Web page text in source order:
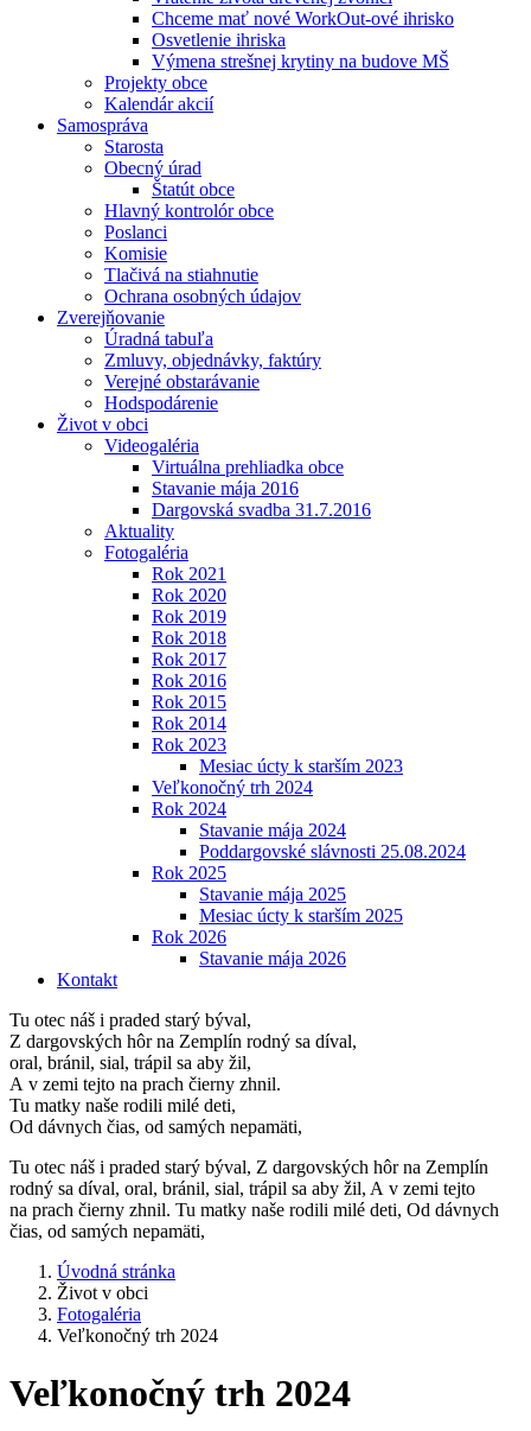
Chceme mať nové WorkOut-ové ihrisko
Osvetlenie ihriska
Výmena strešnej krytiny na budove MŠ
Projekty obce
Kalendár akcií
Samospráva
Starosta
Obecný úrad
Štatút obce
Hlavný kontrolór obce
Poslanci
Komisie
Tlačivá na stiahnutie
Ochrana osobných údajov
Zverejňovanie
Úradná tabuľa
Zmluvy, objednávky, faktúry
Verejné obstarávanie
Hodspodárenie
Život v obci
Videogaléria
Virtuálna prehliadka obce
Stavanie mája 2016
Dargovská svadba 31.7.2016
Aktuality
Fotogaléria
Rok 2021
Rok 2020
Rok 2019
Rok 2018
Rok 2017
Rok 2016
Rok 2015
Rok 2014
Rok 2023
Mesiac úcty k starším 2023
Veľkonočný trh 2024
Rok 2024
Stavanie mája 2024
Poddargovské slávnosti 25.08.2024
Rok 2025
Stavanie mája 2025
Mesiac úcty k starším 2025
Rok 2026
Stavanie mája 2026
Kontakt
Tu otec náš i praded starý býval,
Z dargovských hôr na Zemplín rodný sa díval,
oral, bránil, sial, trápil sa aby žil,
A v zemi tejto na prach čierny zhnil.
Tu matky naše rodili milé deti,
Od dávnych čias, od samých nepamäti,
Tu otec náš i praded starý býval, Z dargovských hôr na Zemplín
rodný sa díval, oral, bránil, sial, trápil sa aby žil, A v zemi tejto
na prach čierny zhnil. Tu matky naše rodili milé deti, Od dávnych
čias, od samých nepamäti,
Úvodná stránka
Život v obci
Fotogaléria
Veľkonočný trh 2024
Veľkonočný trh 2024